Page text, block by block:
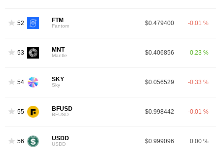
52 FTM
Fantom $0.479400 -0.01 %
53 MNT
Mantle $0.406856 0.23 %
54 SKY
Sky $0.056529 -0.33 %
55 BFUSD
BFUSD $0.998442 -0.01 %
56 USDD
USDD $0.999096 0.00 %